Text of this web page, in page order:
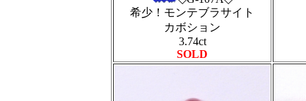
希少！モンテブラサイト
カボション
3.74ct
SOLD